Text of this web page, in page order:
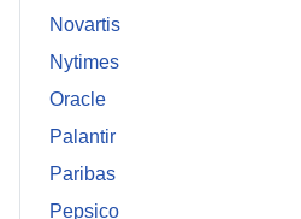
Novartis
Nytimes
Oracle
Palantir
Paribas
Pepsico